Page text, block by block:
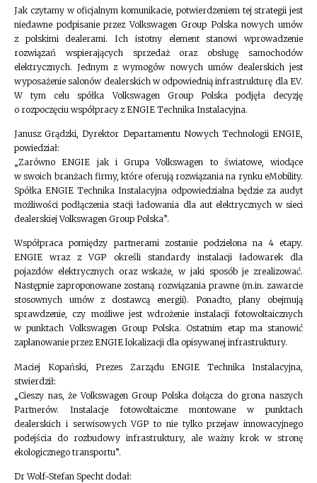
Jak czytamy w oficjalnym komunikacie, potwierdzeniem tej strategii jest
niedawne podpisanie przez Volkswagen Group Polska nowych umów
z polskimi dealerami. Ich istotny element stanowi wprowadzenie
rozwiązań wspierających sprzedaż oraz obsługę samochodów
elektrycznych. Jednym z wymogów nowych umów dealerskich jest
wyposażenie salonów dealerskich w odpowiednią infrastrukturę dla EV.
W tym celu spółka Volkswagen Group Polska podjęła decyzję
o rozpoczęciu współpracy z ENGIE Technika Instalacyjna.
Janusz Grądzki, Dyrektor Departamentu Nowych Technologii ENGIE,
powiedział:
„Zarówno ENGIE jak i Grupa Volkswagen to światowe, wiodące
w swoich branżach firmy, które oferują rozwiązania na rynku eMobility.
Spółka ENGIE Technika Instalacyjna odpowiedzialna będzie za audyt
możliwości podłączenia stacji ładowania dla aut elektrycznych w sieci
dealerskiej Volkswagen Group Polska”.
Współpraca pomiędzy partnerami zostanie podzielona na 4 etapy.
ENGIE wraz z VGP określi standardy instalacji ładowarek dla
pojazdów elektrycznych oraz wskaże, w jaki sposób je zrealizować.
Następnie zaproponowane zostaną rozwiązania prawne (m.in. zawarcie
stosownych umów z dostawcą energii). Ponadto, plany obejmują
sprawdzenie, czy możliwe jest wdrożenie instalacji fotowoltaicznych
w punktach Volkswagen Group Polska. Ostatnim etap ma stanowić
zaplanowanie przez ENGIE lokalizacji dla opisywanej infrastruktury.
Maciej Kopański, Prezes Zarządu ENGIE Technika Instalacyjna,
stwierdził:
„Cieszy nas, że Volkswagen Group Polska dołącza do grona naszych
Partnerów. Instalacje fotowoltaiczne montowane w punktach
dealerskich i serwisowych VGP to nie tylko przejaw innowacyjnego
podejścia do rozbudowy infrastruktury, ale ważny krok w stronę
ekologicznego transportu”.
Dr Wolf-Stefan Specht dodał: